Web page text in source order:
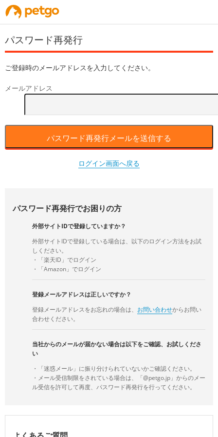
パスワード再発行
ご登録時のメールアドレスを入力してください。
メールアドレス
パスワード再発行メールを送信する
ログイン画面へ戻る
パスワード再発行でお困りの方
外部サイトIDで登録していますか？
外部サイトIDで登録している場合は、以下のログイン方法をお試
しください。
・「楽天ID」でログイン
・「Amazon」でログイン
登録メールアドレスは正しいですか？
登録メールアドレスをお忘れの場合は、 お問い合わせからお問い
合わせください。
当社からのメールが届かない場合は以下をご確認、お試しくださ
い
・「迷惑メール」に振り分けられていないかご確認ください。
・メール受信制限をされている場合は、「@petgo.jp」からのメー
ル受信を許可して再度、パスワード再発行を行ってください。